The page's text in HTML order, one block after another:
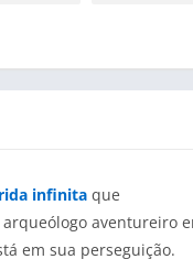
infinita que
aventureiro
em sua perseguição.